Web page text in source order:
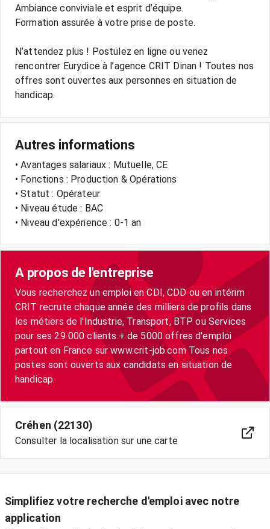
Ambiance conviviale et esprit d’équipe.
Formation assurée à votre prise de poste.
N’attendez plus ! Postulez en ligne ou venez
rencontrer Eurydice à l’agence CRIT Dinan ! Toutes nos
offres sont ouvertes aux personnes en situation de
handicap.
Autres informations
• Avantages salariaux : Mutuelle, CE
• Fonctions : Production & Opérations
• Statut : Opérateur
• Niveau étude : BAC
• Niveau d'expérience : 0-1 an
A propos de l'entreprise
Vous recherchez un emploi en CDI, CDD ou en intérim
CRIT recrute chaque année des milliers de profils dans
les métiers de l'Industrie, Transport, BTP ou Services
pour ses 29 000 clients.+ de 5000 offres d'emploi
partout en France sur www.crit-job.com Tous nos
postes sont ouverts aux candidats en situation de
handicap.
Créhen (22130)
Consulter la localisation sur une carte
Simplifiez votre recherche d'emploi avec notre
application